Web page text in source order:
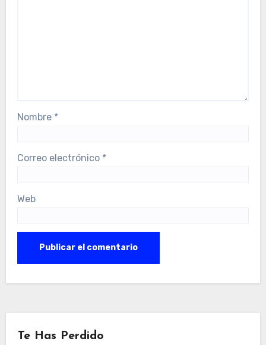
Nombre *
Correo electrónico *
Web
Te Has Perdido